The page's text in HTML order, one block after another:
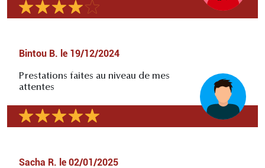
Bintou B. le 19/12/2024
Prestations faites au niveau de mes
attentes
Sacha R. le 02/01/2025